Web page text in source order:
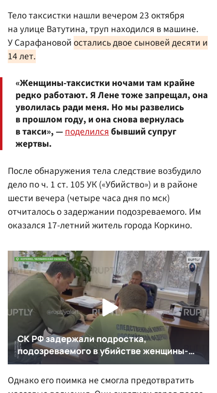
Тело таксистки нашли вечером 23 октября
на улице Ватутина, труп находился в машине.
У Сарафановой остались двое сыновей десяти и
14 лет.
«Женщины-таксистки ночами там крайне
редко работают. Я Лене тоже запрещал, она
уволилась ради меня. Но мы развелись
в прошлом году, и она снова вернулась
в такси», —поделилсябывший супруг
жертвы.
После обнаружения тела следствие возбудило
дело по ч. 1 ст. 105 УК («Убийство») и в районе
шести вечера (четыре часа дня по мск)
отчиталось о задержании подозреваемого. Им
оказался 17-летний житель города Коркино.
Однако его поимка не смогла предотвратить